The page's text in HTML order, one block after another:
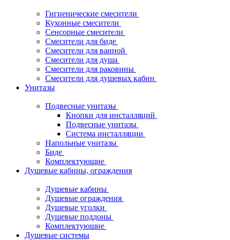
Гигиенические смесители
Кухонные смесители
Сенсорные смесители
Смесители для биде
Смесители для ванной
Смесители для душа
Смесители для раковины
Смесители для душевых кабин
Унитазы
Подвесные унитазы
Кнопки для инсталляций
Подвесные унитазы
Система инсталляции
Напольные унитазы
Биде
Комплектующие
Душевые кабины, ограждения
Душевые кабины
Душевые ограждения
Душевые уголки
Душевые поддоны
Комплектующие
Душевые системы